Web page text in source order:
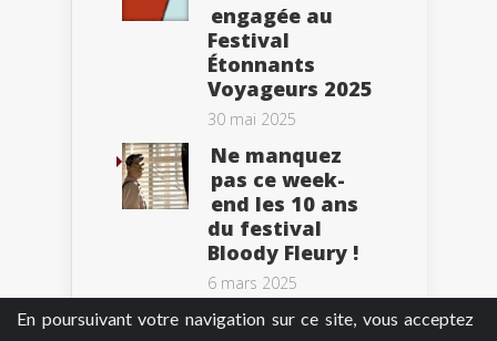
En poursuivant votre navigation sur ce site, vous acceptez
engagée au
Festival
Étonnants
Voyageurs 2025
30 mai 2025
Ne manquez
pas ce week-
end les 10 ans
du festival
Bloody Fleury !
6 mars 2025